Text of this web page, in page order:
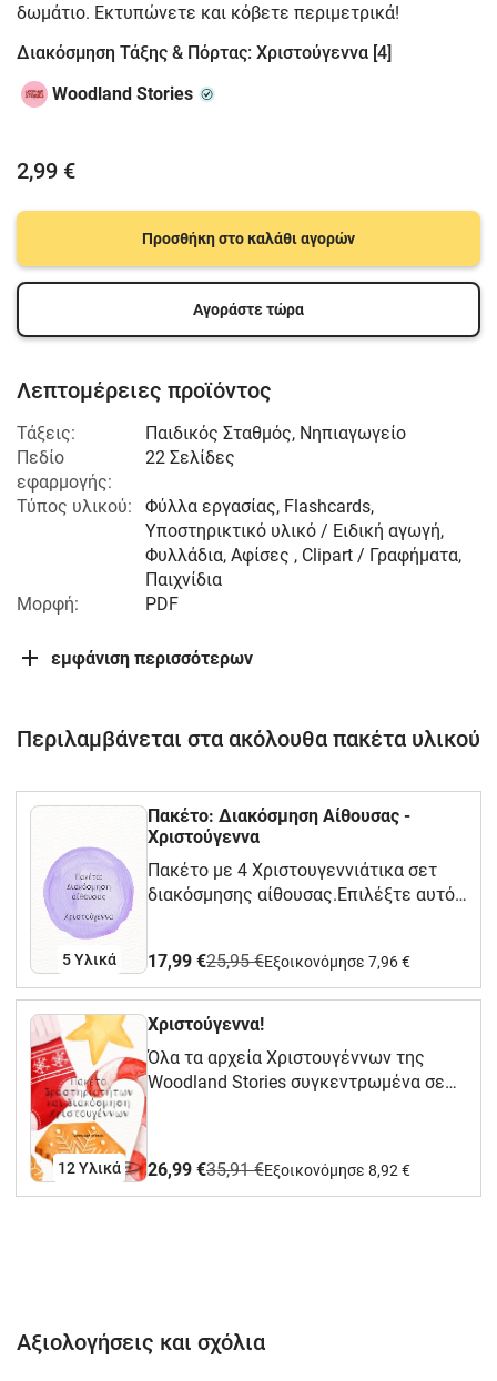
δωμάτιο. Εκτυπώνετε και κόβετε περιμετρικά!
Διακόσμηση Τάξης & Πόρτας: Χριστούγεννα [4]
Woodland Stories
2,99 €
Προσθήκη στο καλάθι αγορών
Αγοράστε τώρα
Λεπτομέρειες προϊόντος
Τάξεις: Παιδικός Σταθμός, Νηπιαγωγείο
Πεδίο
εφαρμογής:
22 Σελίδες
Τύπος υλικού:
Φύλλα εργασίας, Flashcards,
Υποστηρικτικό υλικό / Ειδική αγωγή,
Φυλλάδια, Αφίσες , Clipart / Γραφήματα,
Παιχνίδια
Μορφή:
PDF
εμφάνιση περισσότερων
Περιλαμβάνεται στα ακόλουθα πακέτα υλικού
5 Υλικά
Πακέτο: Διακόσμηση Αίθουσας -
Χριστούγεννα
Πακέτο με 4 Χριστουγεννιάτικα σετ
διακόσμησης αίθουσας.Επιλέξτε αυτό
ξεχωριστά το κάθε σετ διακόσμησης.
17,99 €25,95 €Eξοικονόμησε 7,96 €
12 Υλικά
Χριστούγεννα!
Όλα τα αρχεία Χριστουγέννων της
Woodland Stories συγκεντρωμένα σε
26,99 €35,91 €Eξοικονόμησε 8,92 €
Αξιολογήσεις και σχόλια